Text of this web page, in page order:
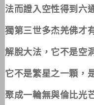
法而證入空性得到六
獨第三世多杰羌佛才
解脫大法，它不是空
它不是繁星之一顆，
聚成一輪無與倫比光